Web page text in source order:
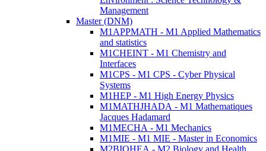
Management
Master (DNM)
M1APPMATH - M1 Applied Mathematics
and statistics
M1CHEINT - M1 Chemistry and
Interfaces
M1CPS - M1 CPS - Cyber Physical
Systems
M1HEP - M1 High Energy Physics
M1MATHJHADA - M1 Mathematiques
Jacques Hadamard
M1MECHA - M1 Mechanics
M1MIE - M1 MIE - Master in Economics
M2BIOHEA - M2 Biology and Health